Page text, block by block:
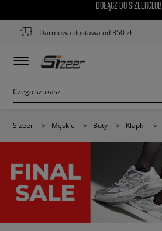
DOŁĄCZ DO SIZEERCLUB
Darmowa dostawa od 350 zł
Sizeer > Męskie > Buty > Klapki >